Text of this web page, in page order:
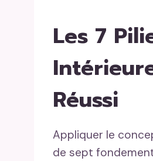
Les 7
Réussi
Appliquer le
de sept